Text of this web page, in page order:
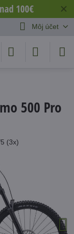
✕
100€
Môj účet
500 Pro
5 (3x)